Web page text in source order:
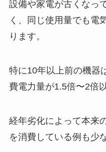
設備や家電が古くなっ
く、同じ使用量でも電
ります。
特に10年以上前の機器
費電力量が1.5倍〜2倍
経年劣化によって本来
を消費している例も少